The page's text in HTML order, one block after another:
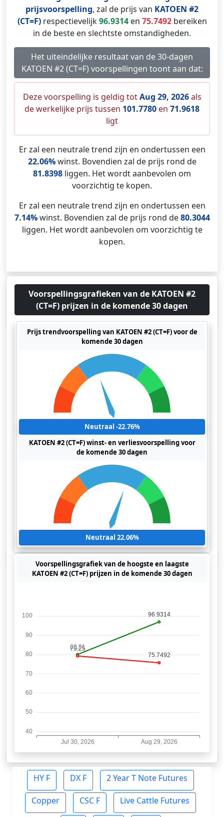
prijsvoorspelling, zal de prijs van KATOEN #2
(CT=F)respectievelijk96.9314en 75.7492bereiken
in de beste en slechtste omstandigheden.
Het uiteindelijke resultaat van de 30-dagen
KATOEN #2 (CT=F) voorspellingen toont aan dat:
Deze voorspelling is geldig totAug 29, 2026als
de werkelijke prijs tussen 101.7780 en 71.9618
ligt
Er zal een neutrale trend zijn en ondertussen een
22.06%winst. Bovendien zal de prijs rond de
81.8398 liggen. Het wordt aanbevolen om
voorzichtig te kopen.
Er zal een neutrale trend zijn en ondertussen een
7.14%winst. Bovendien zal de prijs rond de80.3044
liggen. Het wordt aanbevolen om voorzichtig te
kopen.
Voorspellingsgrafieken van de KATOEN #2
(CT=F) prijzen in de komende 30 dagen
Prijs trendvoorspelling van KATOEN #2 (CT=F) voor de
komende 30 dagen
Neutraal -22.76%
KATOEN #2 (CT=F) winst- en verliesvoorspelling voor
de komende 30 dagen
Neutraal 22.06%
Voorspellingsgrafiek van de hoogste en laagste
KATOEN #2 (CT=F) prijzen in de komende 30 dagen
HY F DX F 2 Year T Note Futures
Copper CSC F Live Cattle Futures